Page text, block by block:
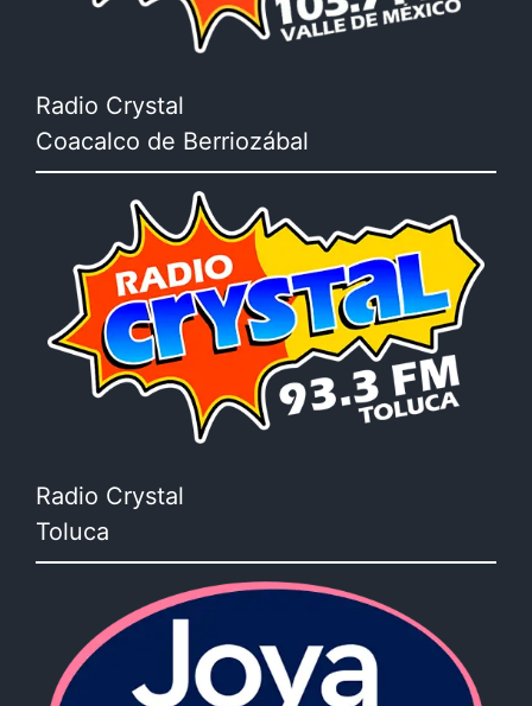
Radio Crystal
Coacalco de Berriozábal
Radio Crystal
Toluca